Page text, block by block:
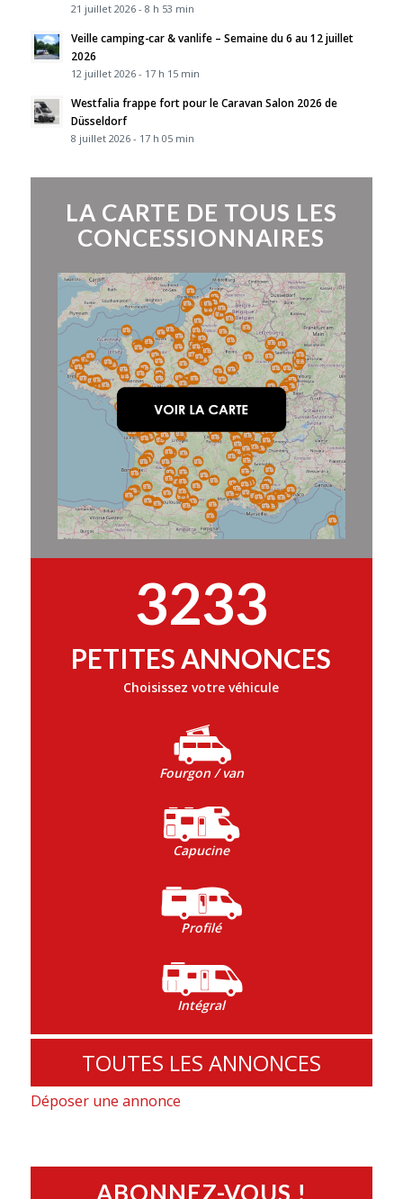
21 juillet 2026 - 8 h 53 min
Veille camping-car & vanlife – Semaine du 6 au 12 juillet
2026
12 juillet 2026 - 17 h 15 min
Westfalia frappe fort pour le Caravan Salon 2026 de
Düsseldorf
8 juillet 2026 - 17 h 05 min
LA CARTE DE TOUS LES
CONCESSIONNAIRES
3233
PETITES ANNONCES
Choisissez votre véhicule
Fourgon / van
Capucine
Profilé
Intégral
TOUTES LES ANNONCES
Déposer une annonce
ABONNEZ-VOUS !